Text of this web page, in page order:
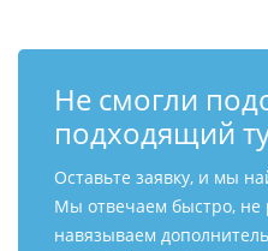
Не смогли
подходящий
Оставьте заявку, и мы
Мы отвечаем быстро, не
навязываем